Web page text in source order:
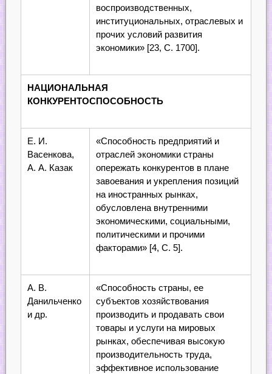
воспроизводственных,
институциональных, отраслевых и
прочих условий развития
экономики» [23, С. 1700].
НАЦИОНАЛЬНАЯ
КОНКУРЕНТОСПОСОБНОСТЬ
Е. И.
Васенкова,
А. А. Казак
«Способность предприятий и
отраслей экономики страны
опережать конкурентов в плане
завоевания и укрепления позиций
на иностранных рынках,
обусловлена внутренними
экономическими, социальными,
политическими и прочими
факторами» [4, С. 5].
А. В.
Данильченко
и др.
«Способность страны, ее
субъектов хозяйствования
производить и продавать свои
товары и услуги на мировых
рынках, обеспечивая высокую
производительность труда,
эффективное использование